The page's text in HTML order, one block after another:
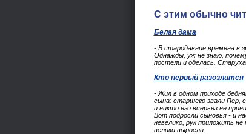
С этим обычно
Белая дама
- В стародавние времена в
Однажды, уж не знаю,
постели и оделась. Старуха
Кто первый разозлится
- Жил в одном приходе
сына: старшего звали Пер,
и никто его всерьез не
Вот подросли сыновья - и
невелико, рук приложить
велики выросли.